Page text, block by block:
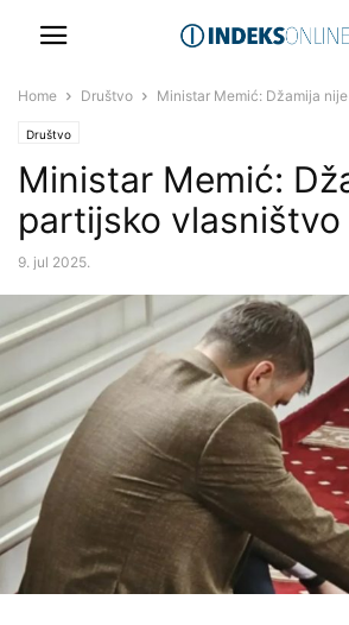
Home Društvo Ministar Memić: Džamija
Društvo
Ministar Memić:
partijsko vlasništvo
9. jul 2025.